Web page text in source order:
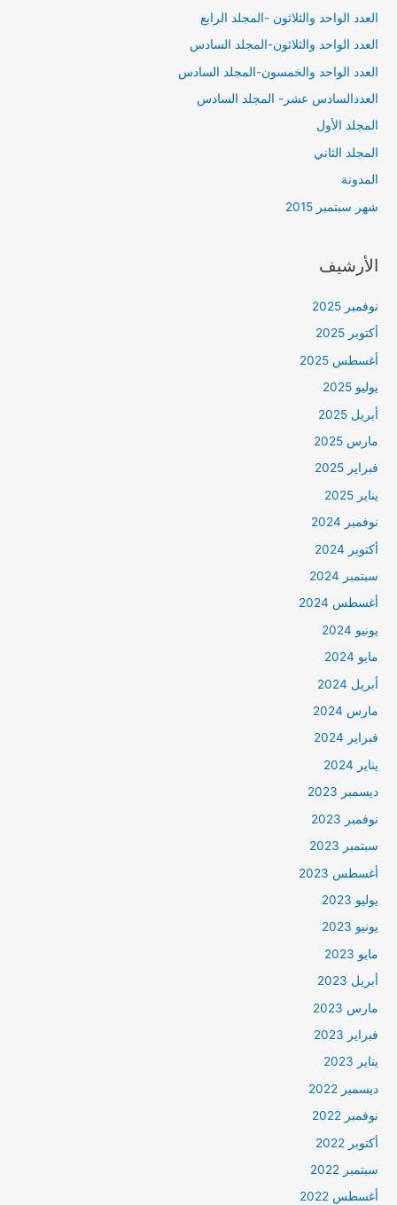
العدد الواحد والثلاثون -المجلد الرابع
العدد الواحد والثلاثون-المجلد السادس
العدد الواحد والخمسون-المجلد السادس
العددالسادس عشر- المجلد السادس
المجلد الأول
المجلد الثاني
المدونة
شهر سبتمبر 2015
الأرشيف
نوفمبر 2025
أكتوبر 2025
أغسطس 2025
يوليو 2025
أبريل 2025
مارس 2025
فبراير 2025
يناير 2025
نوفمبر 2024
أكتوبر 2024
سبتمبر 2024
أغسطس 2024
يونيو 2024
مايو 2024
أبريل 2024
مارس 2024
فبراير 2024
يناير 2024
ديسمبر 2023
نوفمبر 2023
سبتمبر 2023
أغسطس 2023
يوليو 2023
يونيو 2023
مايو 2023
أبريل 2023
مارس 2023
فبراير 2023
يناير 2023
ديسمبر 2022
نوفمبر 2022
أكتوبر 2022
سبتمبر 2022
أغسطس 2022